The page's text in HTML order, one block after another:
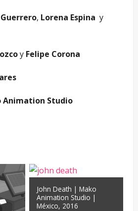
, Lorena Espina y
y Felipe Corona
Animation Studio
John Death | Mako
Animation Studio |
México, 2016